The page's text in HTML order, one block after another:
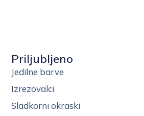
Priljubljeno
Jedilne barve
Izrezovalci
Sladkorni okraski